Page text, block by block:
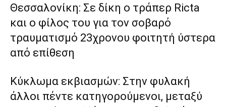
Θεσσαλονίκη: Σε δίκη ο τράπερ Ricta
και ο φίλος του για τον σοβαρό
τραυματισμό 23χρονου φοιτητή ύστερα
από επίθεση
Κύκλωμα εκβιασμών: Στην φυλακή
άλλοι πέντε κατηγορούμενοι, μεταξύ